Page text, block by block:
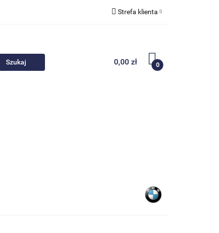
Strefa klienta
Zarejestruj się
Dodaj zgłoszenie
0,00 zł 0